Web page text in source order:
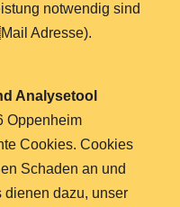
notwendig sind
Adresse).
Analysetool
Oppenheim
Cookies. Cookies
Schaden an und
dazu, unser